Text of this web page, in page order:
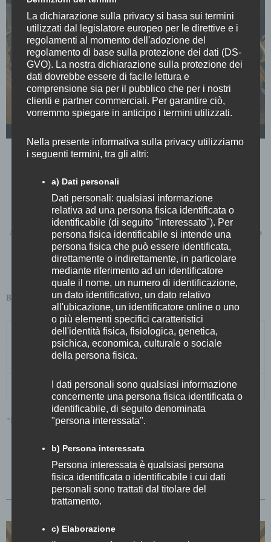
JAZZ SEBASTIAN B(ach)RASS
mercoledì 26 luglio 2023, ore 21.15
CHIOSTRO DELL’ABBAZIA
Musiche di J. S. Bach, arrangiamenti in jazz-style diDemetrio Bonvecchio
SCOPRI DI PIÙ
BIGLIETTI
€15
RIDOTTO*
SOCI SOSTENITORI gratuito
*Hanno diritto alla riduzione i Soci Ordinari e UNDER25
PRENOTA BIGLIETTI
La dichiarazione sulla privacy si basa sui termini
utilizzati dal legislatore europeo per le direttive e i
regolamenti al momento dell'adozione del
regolamento di base sulla protezione dei dati (DS-
GVO). La nostra dichiarazione sulla protezione dei
dati dovrebbe essere di facile lettura e
comprensione sia per il pubblico che per i nostri
clienti e partner commerciali. Per garantire ciò,
vorremmo spiegare in anticipo i termini utilizzati.
Nella presente informativa sulla privacy utilizziamo
i seguenti termini, tra gli altri:
a) Dati personali
Dati personali: qualsiasi informazione
relativa ad una persona fisica identificata o
identificabile (di seguito "interessato"). Per
persona fisica identificabile si intende una
persona fisica che può essere identificata,
direttamente o indirettamente, in particolare
mediante riferimento ad un identificatore
quale il nome, un numero di identificazione,
un dato identificativo, un dato relativo
all'ubicazione, un identificatore online o uno
o più elementi specifici caratteristici
dell'identità fisica, fisiologica, genetica,
psichica, economica, culturale o sociale
della persona fisica.
I dati personali sono qualsiasi informazione
concernente una persona fisica identificata o
identificabile, di seguito denominata
"persona interessata".
b) Persona interessata
Persona interessata è qualsiasi persona
fisica identificata o identificabile i cui dati
personali sono trattati dal titolare del
trattamento.
c) Elaborazione